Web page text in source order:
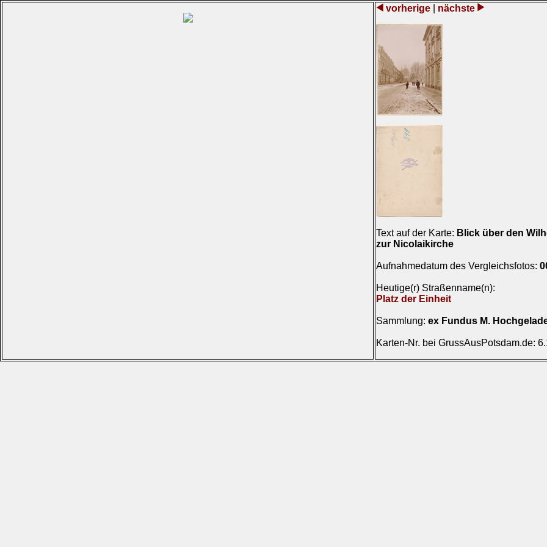
vorherige nächste
Text auf der Karte: Blick über den
zur Nicolaikirche
Aufnahmedatum des Vergleichsfotos:
Heutige(r) Straßenname(n):
Platz der Einheit
Sammlung: ex Fundus M.
Karten-Nr. bei GrussAusPotsdam.de: